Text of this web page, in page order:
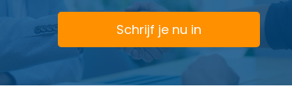
Schrijf je nu in